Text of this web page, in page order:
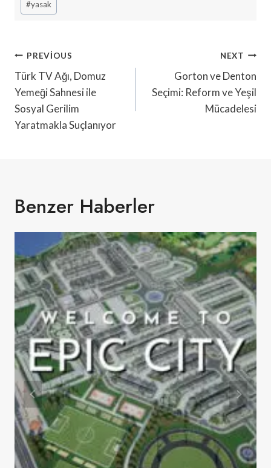
#yasak
Yazı
Gezinmesi
PREVIOUS
Türk TV Ağı, Domuz
Yemeği Sahnesi ile
Sosyal Gerilim
Yaratmakla Suçlanıyor
NEXT
Gorton ve Denton
Seçimi: Reform ve Yeşil
Mücadelesi
Benzer Haberler